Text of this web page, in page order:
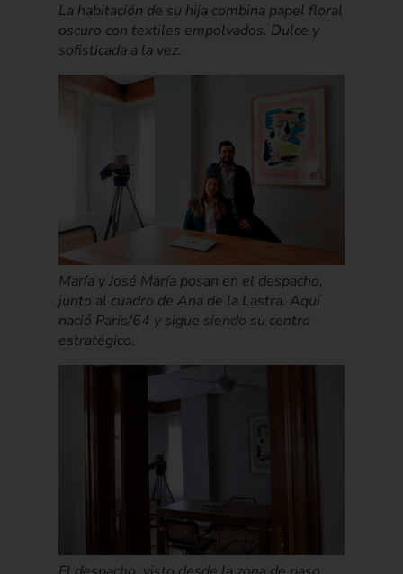
La habitación de su hija combina papel floral
oscuro con textiles empolvados. Dulce y
sofisticada a la vez.
María y José María posan en el despacho,
junto al cuadro de Ana de la Lastra. Aquí
nació Paris/64 y sigue siendo su centro
estratégico.